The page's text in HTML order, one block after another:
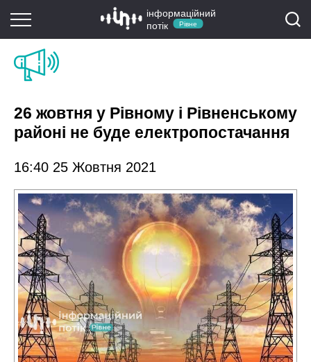
інформаційний
потік
Рівне
26 жовтня у Рівному і Рівненському
районі не буде електропостачання
16:40 25 Жовтня 2021